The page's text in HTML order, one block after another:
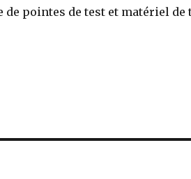
de pointes de test et matériel de